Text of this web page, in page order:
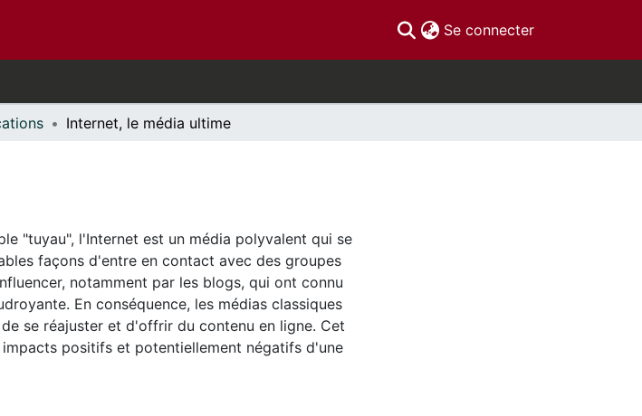
Se connecter(current)
Internet, le média ultime
"tuyau", l'Internet est un média polyvalent qui se
façons d'entre en contact avec des groupes
notamment par les blogs, qui ont connu
En conséquence, les médias classiques
se réajuster et d'offrir du contenu en ligne. Cet
positifs et potentiellement négatifs d'une